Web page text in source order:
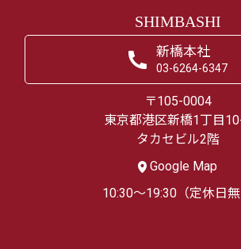
SHIMBASHI
新橋本社
03-6264-6347
〒105-0004
東京都港区新橋1丁目
タカセビル2階
Google Map
10:30～19:30（定休日無